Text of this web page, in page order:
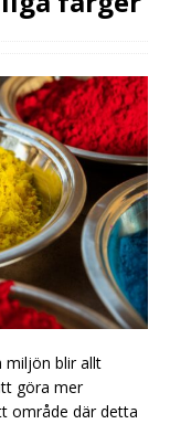
miljön blir allt
göra mer
område där detta